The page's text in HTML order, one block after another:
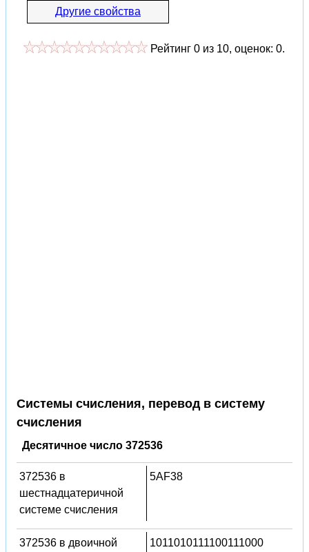
Другие свойства
Рейтинг 0 из 10, оценок: 0.
Системы счисления, перевод в систему
счисления
Десятичное число 372536
372536 в
шестнадцатеричной
системе счисления
5AF38
372536 в двоичной
1011010111100111000